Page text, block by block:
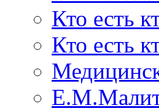
Кто есть
Кто есть